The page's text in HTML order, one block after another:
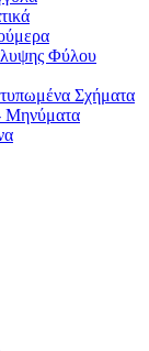
Φύλου
Σχήματα
Μηνύματα